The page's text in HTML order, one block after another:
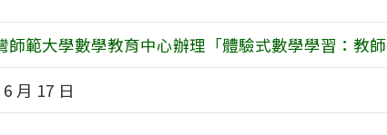
師範大學數學教育中心辦理「體驗式數學學習：教師
月 17 日